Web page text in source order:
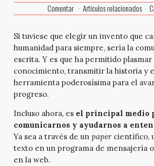
Comentar Artículos relacionados
Si tuviese que elegir un invento que
humanidad para siempre, sería la
escrita. Y es que ha permitido plasmar
conocimiento, transmitir la historia y
herramienta poderosísima para el
progreso.
Incluso ahora, es el principal medio
comunicarnos y ayudarnos a
Ya sea a través de un papercientífico,
texto en un programa de mensajería
en la web.